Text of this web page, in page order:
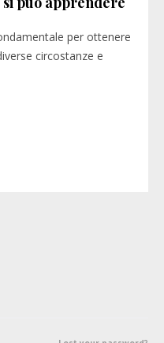
per ottenere
circostanze e